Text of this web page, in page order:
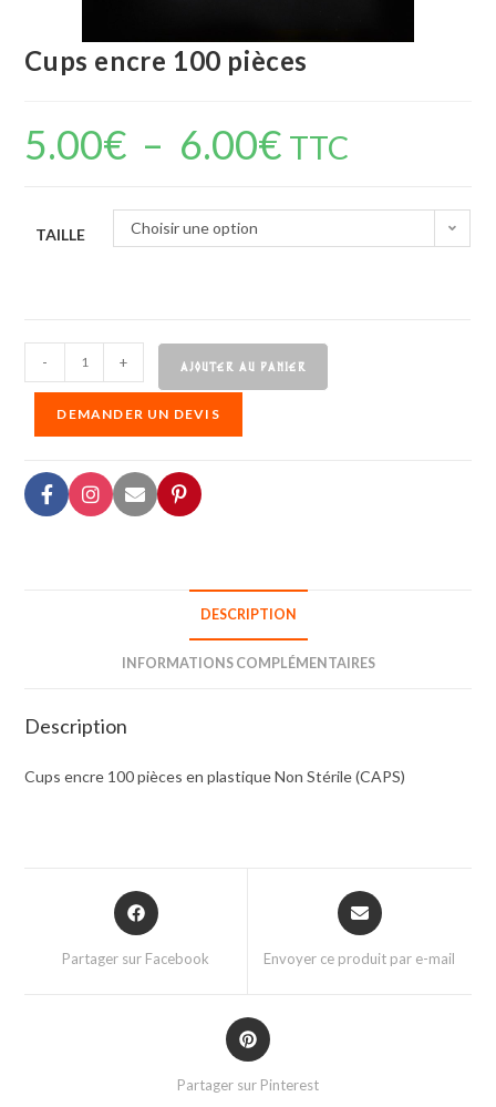
Cups encre 100 pièces
5.00€ – 6.00€ TTC
TAILLE Choisir une option
- + AJOUTER AU PANIER
DEMANDER UN DEVIS
DESCRIPTION
INFORMATIONS COMPLÉMENTAIRES
Description
Cups encre 100 pièces en plastique Non Stérile (CAPS)
Partager sur Facebook Envoyer ce produit par e-mail
Partager sur Pinterest